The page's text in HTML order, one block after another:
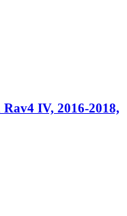
IV, 2016-2018,